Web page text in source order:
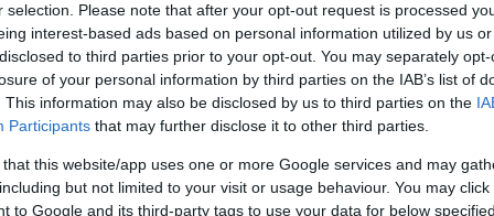
selection. Please note that after your opt-out request is processed
interest-based ads based on personal information utilized by us
to third parties prior to your opt-out. You may separately
of your personal information by third parties on the IAB’s list of
This information may also be disclosed by us to third parties on the
Participants that may further disclose it to other third parties.
that this website/app uses one or more Google services and may
but not limited to your visit or usage behaviour. You may
to Google and its third-party tags to use your data for below
Hatósági házi karanténban 1168-an vannak, a
országban és már Magyarországon is terjed, ezért
meg. Az időseknek, a krónikus és a legyengült
oltás - írták. Kiemelték: Európában
elleni harmadik védőoltást, amelyre az
vagy a háziorvosnál is kérhető. Hozzátették, eddig